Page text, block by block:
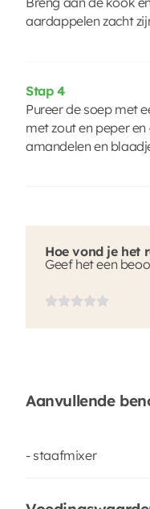
aardappelen zacht
Stap 4
Pureer de soep met
met zout en peper
amandelen en
Hoe vond je het
Geef het een
Aanvullende
- staafmixer